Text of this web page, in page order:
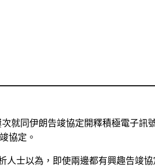
就同伊朗告竣協定開釋積極電子訊
協定。
士以為，即使兩邊都有興趣告竣